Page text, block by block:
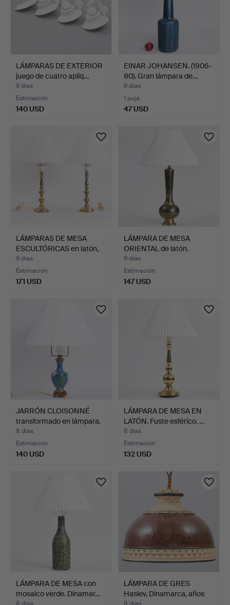
LÁMPARAS DE EXTERIOR
juego de cuatro apliq…
9 días
Estimación
140 USD
EINAR JOHANSEN. (1906-
80). Gran lámpara de…
9 días
1 puja
47 USD
LÁMPARAS DE MESA
ESCULTÓRICAS en latón,
Di…
9 días
Estimación
171 USD
LÁMPARA DE MESA
ORIENTAL de latón.
Mediado…
9 días
Estimación
147 USD
JARRÓN CLOISONNÉ
transformado en lámpara.
…
8 días
Estimación
140 USD
LÁMPARA DE MESA EN
LATÓN. Fuste esférico. …
8 días
Estimación
132 USD
LÁMPARA DE MESA con
mosaico verde. Dinamar…
8 días
LÁMPARA DE GRES
Haslev, Dinamarca, años
8 días